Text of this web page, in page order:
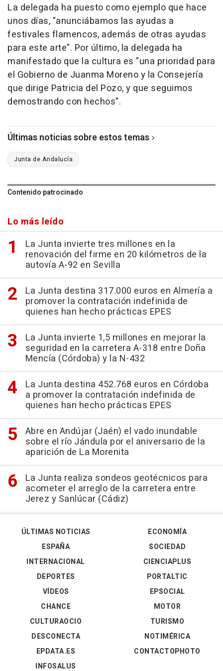
La delegada ha puesto como ejemplo que hace
unos días, "anunciábamos las ayudas a
festivales flamencos, además de otras ayudas
para este arte". Por último, la delegada ha
manifestado que la cultura es "una prioridad para
el Gobierno de Juanma Moreno y la Consejería
que dirige Patricia del Pozo, y que seguimos
demostrando con hechos".
Últimas noticias sobre estos temas
Junta de Andalucía
Contenido patrocinado
Lo más leído
La Junta invierte tres millones en la
renovación del firme en 20 kilómetros de la
autovía A-92 en Sevilla
La Junta destina 317.000 euros en Almería a
promover la contratación indefinida de
quienes han hecho prácticas EPES
La Junta invierte 1,5 millones en mejorar la
seguridad en la carretera A-318 entre Doña
Mencía (Córdoba) y la N-432
La Junta destina 452.768 euros en Córdoba
a promover la contratación indefinida de
quienes han hecho prácticas EPES
Abre en Andújar (Jaén) el vado inundable
sobre el río Jándula por el aniversario de la
aparición de La Morenita
La Junta realiza sondeos geotécnicos para
acometer el arreglo de la carretera entre
Jerez y Sanlúcar (Cádiz)
ÚLTIMAS NOTICIAS
ESPAÑA
INTERNACIONAL
DEPORTES
VÍDEOS
ECONOMÍA
SOCIEDAD
CIENCIAPLUS
PORTALTIC
EPSOCIAL
CHANCE
CULTURAOCIO
DESCONECTA
EPDATA.ES
INFOSALUS
MOTOR
TURISMO
NOTIMÉRICA
CONTACTOPHOTO